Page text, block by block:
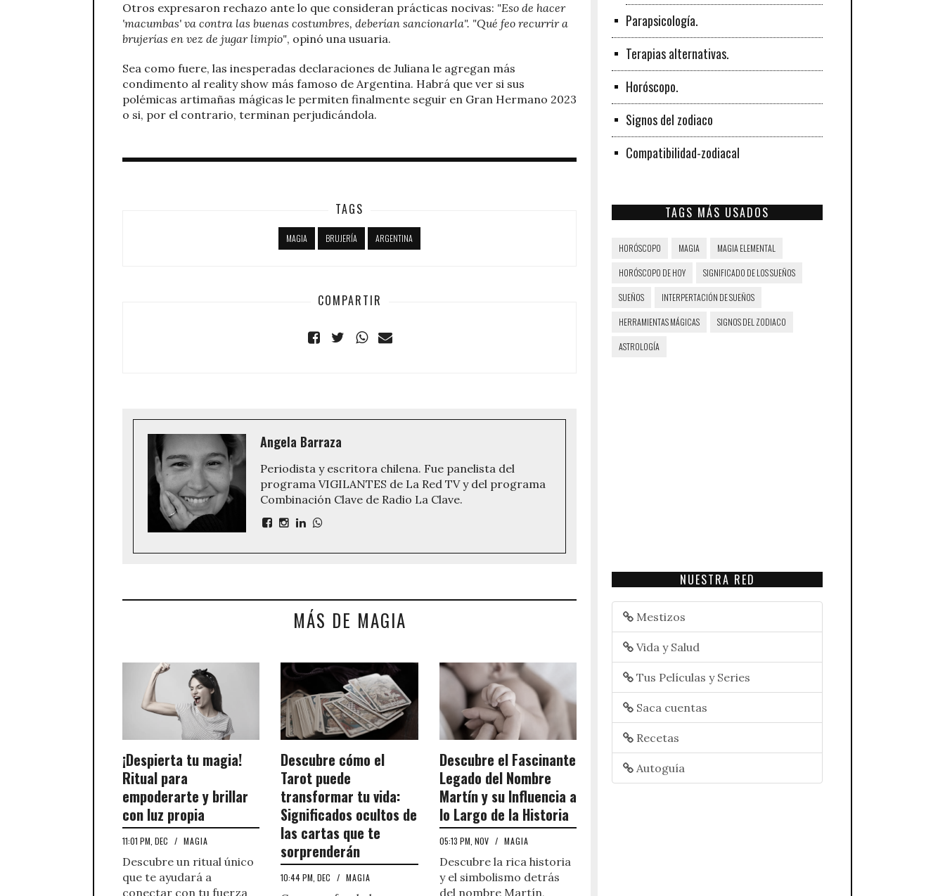
Otros expresaron rechazo ante lo que consideran prácticas nocivas: "Eso de hacer
'macumbas' va contra las buenas costumbres, deberían sancionarla". "Qué feo recurrir a
brujerías en vez de jugar limpio", opinó una usuaria.
Sea como fuere, las inesperadas declaraciones de Juliana le agregan más
condimento al reality show más famoso de Argentina. Habrá que ver si sus
polémicas artimañas mágicas le permiten finalmente seguir en Gran Hermano 2023
o si, por el contrario, terminan perjudicándola.
TAGS
MAGIA BRUJERÍA ARGENTINA
COMPARTIR
Angela Barraza
Periodista y escritora chilena. Fue panelista del
programa VIGILANTES de La Red TV y del programa
Combinación Clave de Radio La Clave.
MÁS DE MAGIA
¡Despierta tu magia!
Ritual para
empoderarte y brillar
con luz propia
11:01 PM, DEC / MAGIA
Descubre un ritual único
que te ayudará a
conectar con tu fuerza
Descubre cómo el
Tarot puede
transformar tu vida:
Significados ocultos de
las cartas que te
sorprenderán
10:44 PM, DEC / MAGIA
Descubre el Fascinante
Legado del Nombre
Martín y su Influencia a
lo Largo de la Historia
05:13 PM, NOV / MAGIA
Descubre la rica historia
y el simbolismo detrás
del nombre Martín,
Parapsicología.
Terapias alternativas.
Horóscopo.
Signos del zodiaco
Compatibilidad-zodiacal
TAGS MÁS USADOS
HORÓSCOPO MAGIA MAGIA ELEMENTAL
HORÓSCOPO DE HOY SIGNIFICADO DE LOS SUEÑOS
SUEÑOS INTERPERTACIÓN DE SUEÑOS
HERRAMIENTAS MÁGICAS SIGNOS DEL ZODIACO
ASTROLOGÍA
NUESTRA RED
Mestizos
Vida y Salud
Tus Películas y Series
Saca cuentas
Recetas
Autoguía